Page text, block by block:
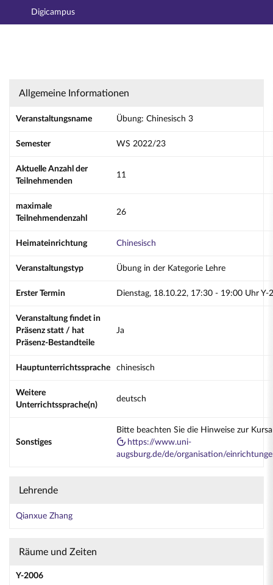
Hauptnavigation
Digicampus
Übung: Chinesisch 3 - Details
Allgemeine Informationen
Veranstaltungsname Übung: Chinesisch 3
Semester WS 2022/23
Aktuelle Anzahl der
Teilnehmenden
11
maximale
Teilnehmendenzahl
26
Heimateinrichtung Chinesisch
Veranstaltungstyp Übung in der Kategorie Lehre
Erster Termin Dienstag, 18.10.22, 17:30 - 19:00 Uhr Y-
Veranstaltung findet in
Präsenz statt / hat
Präsenz-Bestandteile
Ja
Hauptunterrichtssprache chinesisch
Weitere
Unterrichtssprache(n)
deutsch
Sonstiges
Bitte beachten Sie die Hinweise zur
https://www.uni-
augsburg.de/de/organisation/
Lehrende
Qianxue Zhang
Räume und Zeiten
Y-2006